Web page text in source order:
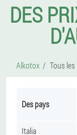
DES
Alkotox Tous les
Des pays
Italia